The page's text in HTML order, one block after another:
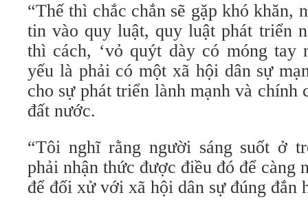
“Thế thì chắc chắn sẽ gặp khó khăn,
tin vào quy luật, quy luật phát triển
thì cách, ‘vỏ quýt dày có móng tay
yếu là phải có một xã hội dân sự
cho sự phát triển lành mạnh và chính
đất nước.
“Tôi nghĩ rằng người sáng suốt ở
phải nhận thức được điều đó để càng
để đối xử với xã hội dân sự đúng đắn